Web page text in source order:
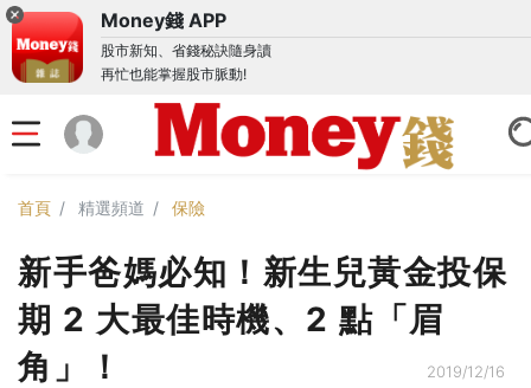
Money錢 APP
股市新知、省錢秘訣隨身讀
再忙也能掌握股市脈動!
首頁 精選頻道 保險
新手爸媽必知！新生兒黃金投保
期 2 大最佳時機、2 點「眉
角」！
2019/12/16